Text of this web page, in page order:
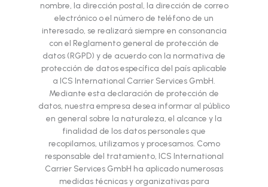
nombre, la dirección postal, la dirección de correo
electrónico o el número de teléfono de un
interesado, se realizará siempre en consonancia
con el Reglamento general de protección de
datos (RGPD) y de acuerdo con la normativa de
protección de datos específica del país aplicable
a ICS International Carrier Services GmbH.
Mediante esta declaración de protección de
datos, nuestra empresa desea informar al público
en general sobre la naturaleza, el alcance y la
finalidad de los datos personales que
recopilamos, utilizamos y procesamos. Como
responsable del tratamiento, ICS International
Carrier Services GmbH ha aplicado numerosas
medidas técnicas y organizativas para